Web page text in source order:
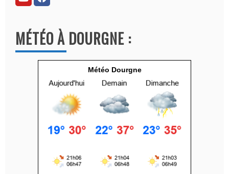
n
t
i
MÉTÉO À DOURGNE :
Météo Dourgne